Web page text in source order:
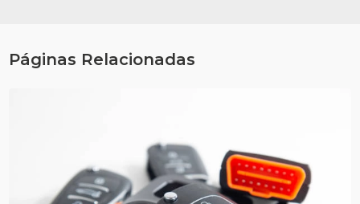
Páginas Relacionadas